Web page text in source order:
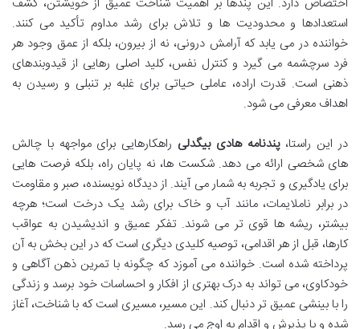
استعدادها و محدودیت ها و تلاش برای رشد مداوم تأکید می کنند.
خواننده در می یابد که آرامش درونی، نه از بیرون، بلکه از عمق وجود هر
فرد سرچشمه می گیرد و کنترل نفس، کلید اصلی رهایی از قیدوبندهای
ذهنی است. قدرت اراده، عاملی حیاتی برای غلبه بر تنبلی و رسیدن به
اهداف معرفی می شود.
در این راستا،پندنامه هادی بیگدلی راهکارهایی برای مواجهه با چالش
های شخصی ارائه می دهد. شکست ها، نه پایان راه، بلکه فرصت هایی
برای یادگیری و تجربه به شمار می آیند. از دیدگاه نویسنده، صبر و مقاومت
در برابر ناملایمات، مانند آب و خاک برای رشد یک درخت است؛ هرچه
بیشتر، ریشه ها قوی تر می شوند. تفکر عمیق و اندیشیدن به عواقب
کارها، قبل از هر اقدامی، توصیه کلیدی دیگری است که در این بخش به آن
پرداخته شده است. خواننده می آموزد که چگونه با تمرین ذهن آگاهی و
خودکاوی، می تواند به درک بهتری از افکار و احساسات خود برسد و زندگی
را با بینشی عمیق تر دنبال کند. این مسیر، مسیری است که با شناخت، آغاز
شده و با پذیرش و اقدام به اوج می رسد.